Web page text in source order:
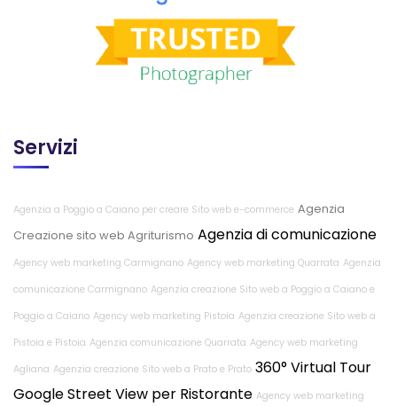
Servizi
Agenzia a Poggio a Caiano per creare Sito web e-commerce Agenzia
Creazione sito web Agriturismo Agenzia di comunicazione
Agency web marketing Carmignano Agency web marketing Quarrata Agenzia
comunicazione Carmignano Agenzia creazione Sito web a Poggio a Caiano e
Poggio a Caiano Agency web marketing Pistoia Agenzia creazione Sito web a
Pistoia e Pistoia Agenzia comunicazione Quarrata Agency web marketing
Agliana Agenzia creazione Sito web a Prato e Prato 360° Virtual Tour
Google Street View per Ristorante Agency web marketing